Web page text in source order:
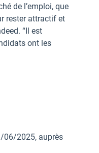
de l’emploi, que
rester attractif et
“Il est
ont les
06/2025, auprès